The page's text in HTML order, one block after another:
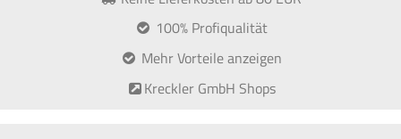
100% Profiqualität
Mehr Vorteile anzeigen
Kreckler GmbH Shops